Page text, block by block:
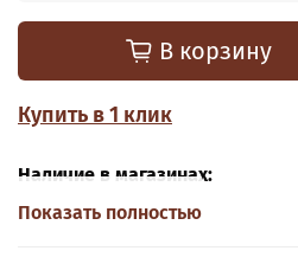
В корзину
Купить в 1 клик
Наличие в магазинах:
Показать полностью